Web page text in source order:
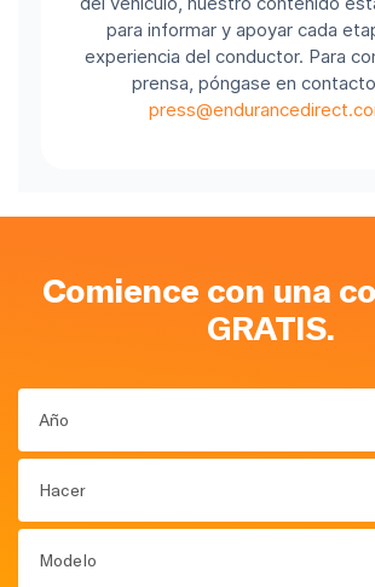
para informar y apoyar cada
experiencia del conductor. Para
prensa, póngase en
Comience con una
GRATIS.
Año
Hacer
Modelo